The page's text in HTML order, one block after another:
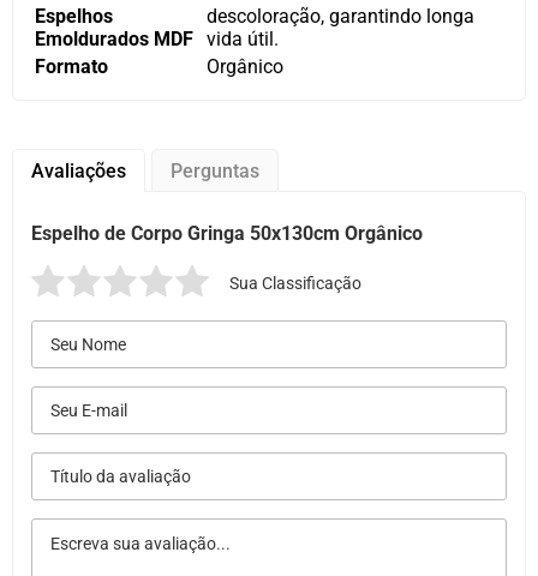
Espelhos
Emoldurados MDF
descoloração, garantindo longa
vida útil.
Formato
Orgânico
Avaliações Perguntas
Espelho de Corpo Gringa 50x130cm Orgânico
Sua Classificação